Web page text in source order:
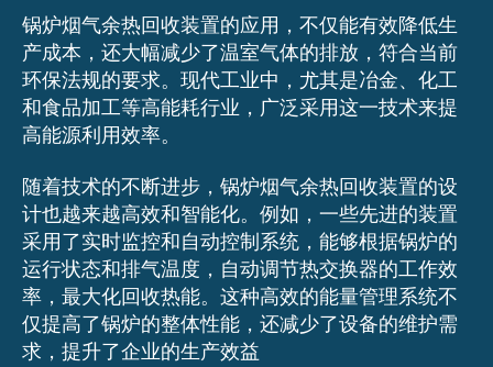
锅炉烟气余热回收装置的应用，不仅能有效降低生
产成本，还大幅减少了温室气体的排放，符合当前
环保法规的要求。现代工业中，尤其是冶金、化工
和食品加工等高能耗行业，广泛采用这一技术来提
高能源利用效率。
随着技术的不断进步，锅炉烟气余热回收装置的设
计也越来越高效和智能化。例如，一些先进的装置
采用了实时监控和自动控制系统，能够根据锅炉的
运行状态和排气温度，自动调节热交换器的工作效
率，最大化回收热能。这种高效的能量管理系统不
仅提高了锅炉的整体性能，还减少了设备的维护需
求，提升了企业的生产效益